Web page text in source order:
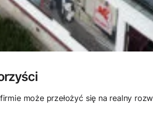
może przełożyć się na realny